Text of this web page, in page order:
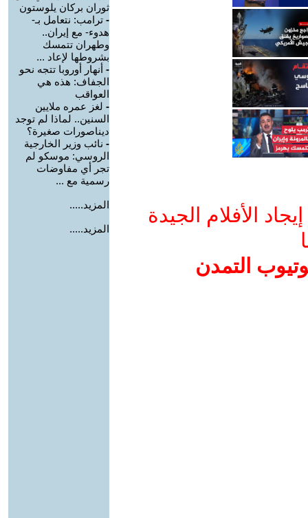
الأفلام الجيدة
التمدن
ثوران بركان يلوستون
- ترامب: نتعامل بـ-
هدوء- مع إيران..
وطهران تتمسك
بشروطها لإعاد ...
- أنهار أوروبا تتجه نحو
الجفاف: هذه هي
العواقب
- لغز عمره ملايين
السنين.. لماذا لم توجد
ديناصورات صغيرة؟
- نائب وزير الخارجية
الروسي: موسكو لم
تجر أي مفاوضات
رسمية مع ...
المزيد.....
المزيد.....